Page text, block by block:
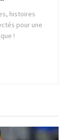
histoires
pour une
!